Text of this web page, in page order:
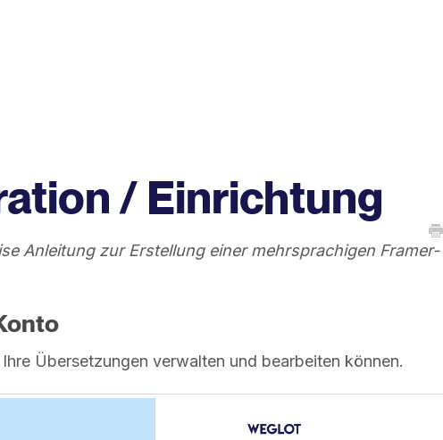
/ Einrichtung
Anleitung zur Erstellung einer mehrsprachigen Framer-
Übersetzungen verwalten und bearbeiten können.